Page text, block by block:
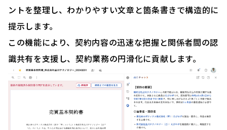
ントを整理し、わかりやすい文章と箇条書きで構造的に
提示します。
この機能により、契約内容の迅速な把握と関係者間の認
識共有を支援し、契約業務の円滑化に貢献します。